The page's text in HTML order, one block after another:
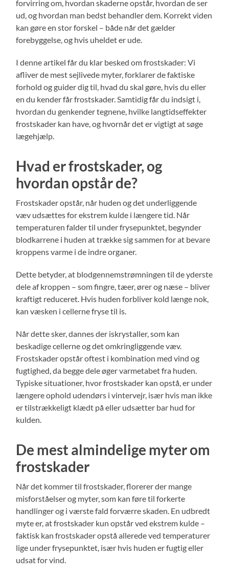
forvirring om, hvordan skaderne opstår, hvordan de ser
ud, og hvordan man bedst behandler dem. Korrekt viden
kan gøre en stor forskel – både når det gælder
forebyggelse, og hvis uheldet er ude.
I denne artikel får du klar besked om frostskader: Vi
afliver de mest sejlivede myter, forklarer de faktiske
forhold og guider dig til, hvad du skal gøre, hvis du eller
en du kender får frostskader. Samtidig får du indsigt i,
hvordan du genkender tegnene, hvilke langtidseffekter
frostskader kan have, og hvornår det er vigtigt at søge
lægehjælp.
Hvad er frostskader, og
hvordan opstår de?
Frostskader opstår, når huden og det underliggende
væv udsættes for ekstrem kulde i længere tid. Når
temperaturen falder til under frysepunktet, begynder
blodkarrene i huden at trække sig sammen for at bevare
kroppens varme i de indre organer.
Dette betyder, at blodgennemstrømningen til de yderste
dele af kroppen – som fingre, tæer, ører og næse – bliver
kraftigt reduceret. Hvis huden forbliver kold længe nok,
kan væsken i cellerne fryse til is.
Når dette sker, dannes der iskrystaller, som kan
beskadige cellerne og det omkringliggende væv.
Frostskader opstår oftest i kombination med vind og
fugtighed, da begge dele øger varmetabet fra huden.
Typiske situationer, hvor frostskader kan opstå, er under
længere ophold udendørs i vintervejr, især hvis man ikke
er tilstrækkeligt klædt på eller udsætter bar hud for
kulden.
De mest almindelige myter om
frostskader
Når det kommer til frostskader, florerer der mange
misforståelser og myter, som kan føre til forkerte
handlinger og i værste fald forværre skaden. En udbredt
myte er, at frostskader kun opstår ved ekstrem kulde –
faktisk kan frostskader opstå allerede ved temperaturer
lige under frysepunktet, især hvis huden er fugtig eller
udsat for vind.